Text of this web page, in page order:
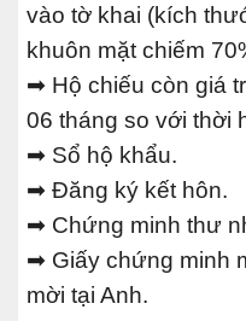
vào tờ khai (kích
khuôn mặt chiếm
➡ Hộ chiếu còn giá
06 tháng so với thời
➡ Sổ hộ khẩu.
➡ Đăng ký kết hôn.
➡ Chứng minh thư
➡ Giấy chứng minh
mời tại Anh.